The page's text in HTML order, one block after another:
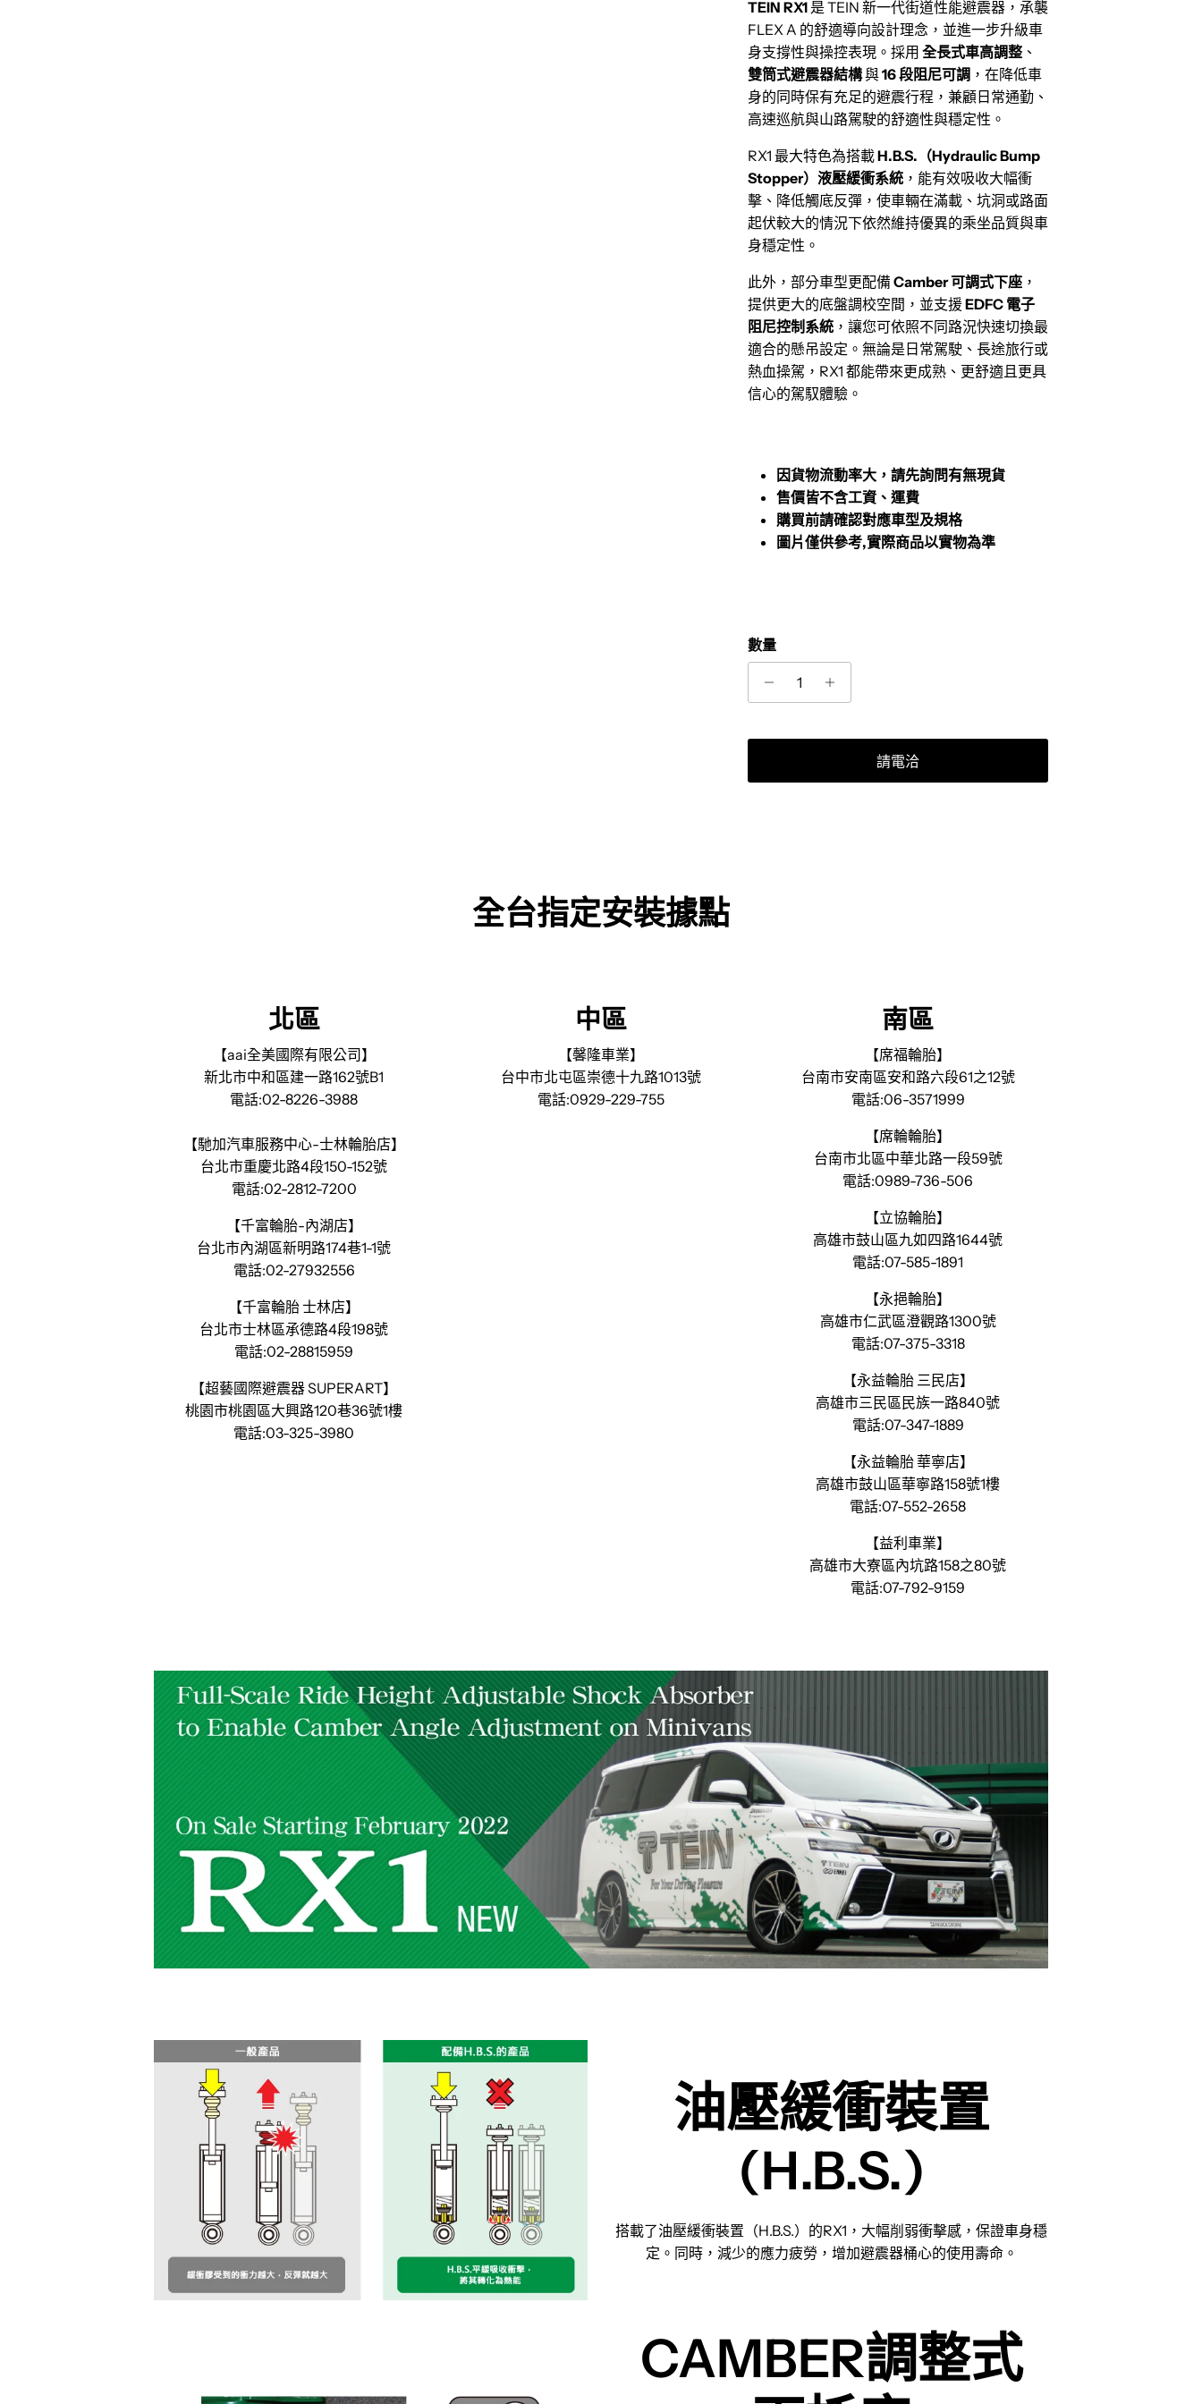
TEIN RX1 是 TEIN 新一代街道性能避震器，承襲
FLEX A 的舒適導向設計理念，並進一步升級車
身支撐性與操控表現。採用 全長式車高調整 、
雙筒式避震器結構與16 段阻尼可調 ，在降低車
身的同時保有充足的避震行程，兼顧日常通勤、
高速巡航與山路駕駛的舒適性與穩定性。
RX1 最大特色為搭載H.B.S.（Hydraulic Bump
Stopper）液壓緩衝系統 ，能有效吸收大幅衝
擊、降低觸底反彈，使車輛在滿載、坑洞或路面
起伏較大的情況下依然維持優異的乘坐品質與車
身穩定性。
此外，部分車型更配備Camber 可調式下座 ，
提供更大的底盤調校空間，並支援EDFC 電子
阻尼控制系統 ，讓您可依照不同路況快速切換最
適合的懸吊設定。無論是日常駕駛、長途旅行或
熱血操駕，RX1 都能帶來更成熟、更舒適且更具
信心的駕馭體驗。
因貨物流動率大，請先詢問有無現貨
售價皆不含工資、運費
購買前請確認對應車型及規格
圖片僅供參考,實際商品以實物為準
數量
請電洽
全台指定安裝據點
北區
【aai全美國際有限公司】
新北市中和區建一路162號B1
電話:02-8226-3988
【馳加汽車服務中心-士林輪胎店】
台北市重慶北路4段150-152號
電話:02-2812-7200
【千富輪胎-內湖店】
台北市內湖區新明路174巷1-1號
電話:02-27932556
【千富輪胎 士林店】
台北市士林區承德路4段198號
電話:02-28815959
【超藝國際避震器 SUPERART】
桃園市桃園區大興路120巷36號1樓
電話:03-325-3980
中區
【馨隆車業】
台中市北屯區崇德十九路1013號
電話:0929-229-755
南區
【席福輪胎】
台南市安南區安和路六段61之12號
電話:06-3571999
【席輪輪胎】
台南市北區中華北路一段59號
電話:0989-736-506
【立協輪胎】
高雄市鼓山區九如四路1644號
電話:07-585-1891
【永挹輪胎】
高雄市仁武區澄觀路1300號
電話:07-375-3318
【永益輪胎 三民店】
高雄市三民區民族一路840號
電話:07-347-1889
【永益輪胎 華寧店】
高雄市鼓山區華寧路158號1樓
電話:07-552-2658
【益利車業】
高雄市大寮區內坑路158之80號
電話:07-792-9159
油壓緩衝裝置
(H.B.S.)
搭載了油壓緩衝裝置（H.B.S.）的RX1，大幅削弱衝擊感，保證車身穩
定。同時，減少的應力疲勞，增加避震器桶心的使用壽命。
CAMBER調整式